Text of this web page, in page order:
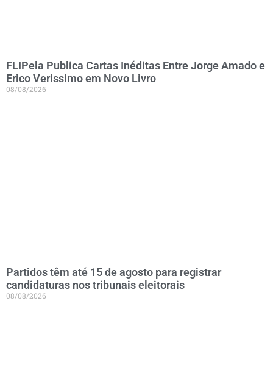
FLIPela Publica Cartas Inéditas Entre Jorge Amado e
Erico Verissimo em Novo Livro
08/08/2026
Partidos têm até 15 de agosto para registrar
candidaturas nos tribunais eleitorais
08/08/2026